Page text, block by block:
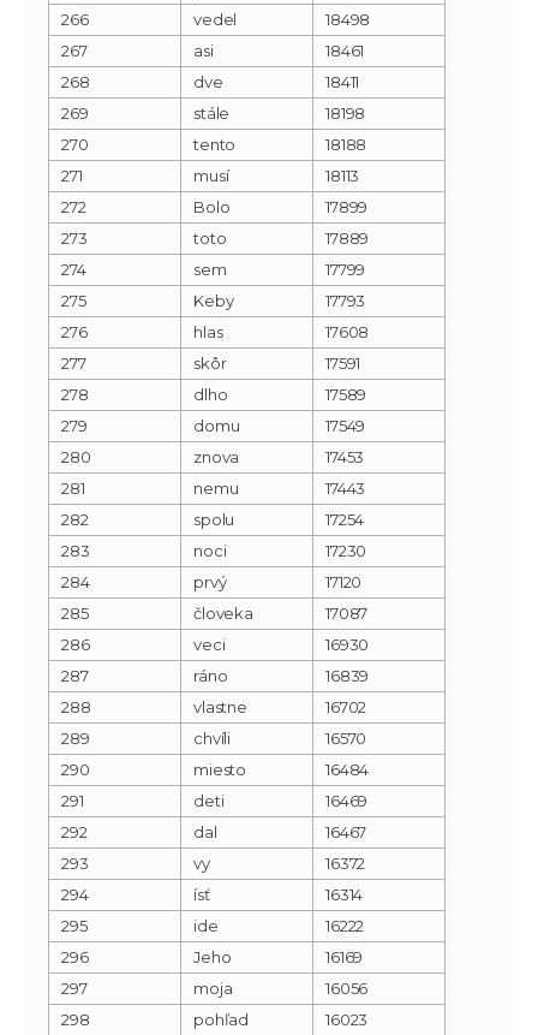
266
vedel
18498
267
asi
18461
268
dve
18411
269
stále
18198
270
tento
18188
271
musí
18113
272
Bolo
17899
273
toto
17889
274
sem
17799
275
Keby
17793
276
hlas
17608
277
skôr
17591
278
dlho
17589
279
domu
17549
280
znova
17453
281
nemu
17443
282
spolu
17254
283
noci
17230
284
prvý
17120
285
človeka
17087
286
veci
16930
287
ráno
16839
288
vlastne
16702
289
chvíli
16570
290
miesto
16484
291
deti
16469
292
dal
16467
293
vy
16372
294
ísť
16314
295
ide
16222
296
Jeho
16169
297
moja
16056
298
pohľad 16023